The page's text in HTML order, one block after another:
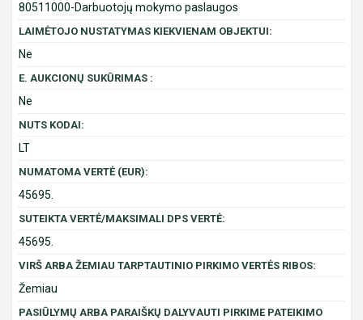
80511000-Darbuotojų mokymo paslaugos
LAIMĖTOJO NUSTATYMAS KIEKVIENAM OBJEKTUI:
Ne
E. AUKCIONŲ SUKŪRIMAS :
Ne
NUTS KODAI:
LT
NUMATOMA VERTĖ (EUR):
45695.
SUTEIKTA VERTĖ/MAKSIMALI DPS VERTĖ:
45695.
VIRŠ ARBA ŽEMIAU TARPTAUTINIO PIRKIMO VERTĖS RIBOS:
Žemiau
PASIŪLYMŲ ARBA PARAIŠKŲ DALYVAUTI PIRKIME PATEIKIMO